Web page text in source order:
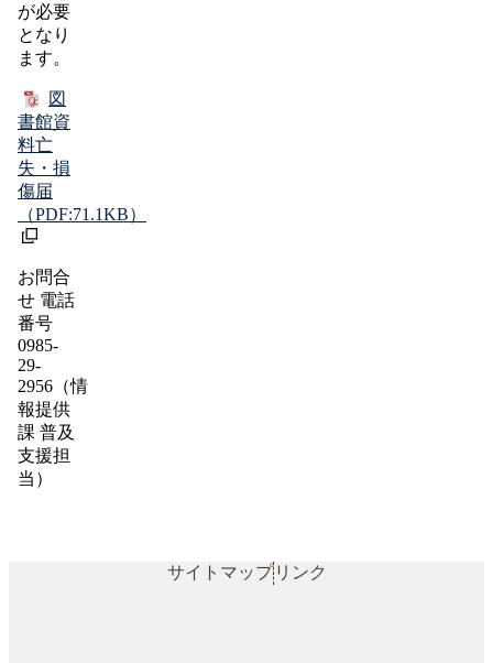
が必要
となり
ます。
図
書館資
料亡
失・損
傷届
（PDF:71.1KB）
お問合
せ 電話
番号
0985-
29-
2956（情
報提供
課 普及
支援担
当）
サイトマップリンク